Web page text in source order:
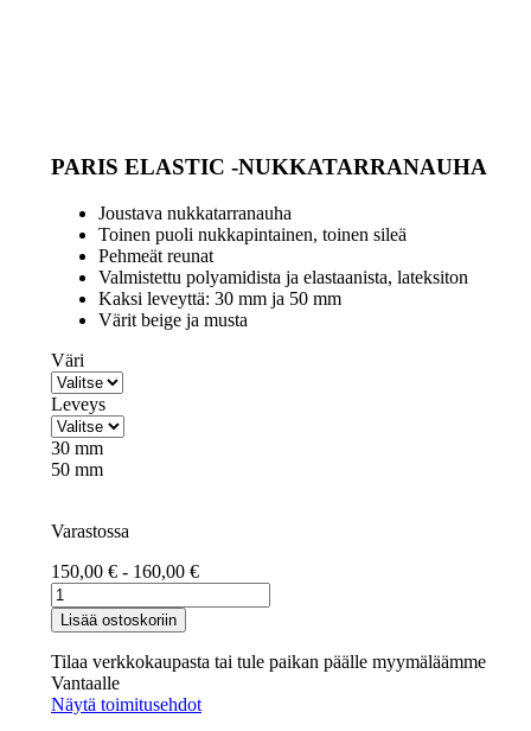
PARIS ELASTIC -NUKKATARRANAUHA
Joustava nukkatarranauha
Toinen puoli nukkapintainen, toinen sileä
Pehmeät reunat
Valmistettu polyamidista ja elastaanista, lateksiton
Kaksi leveyttä: 30 mm ja 50 mm
Värit beige ja musta
Väri
Leveys
30 mm
50 mm
Varastossa
150,00 € - 160,00 €
Joustava
nukkanauha
Paris
määrä
Lisää ostoskoriin
Tilaa verkkokaupasta tai tule paikan päälle myymäläämme
Vantaalle
Näytä toimitusehdot